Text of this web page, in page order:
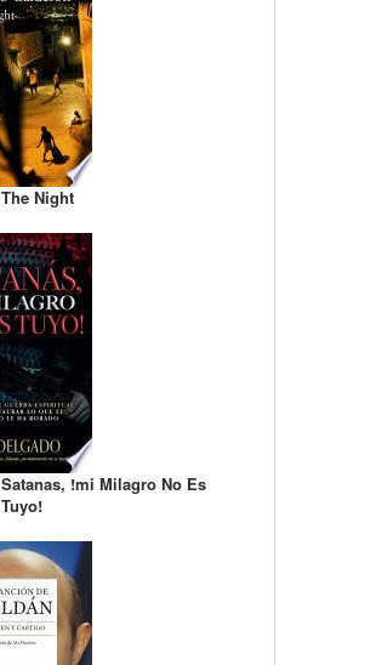
The Night
Satanas, !mi Milagro No Es
Tuyo!